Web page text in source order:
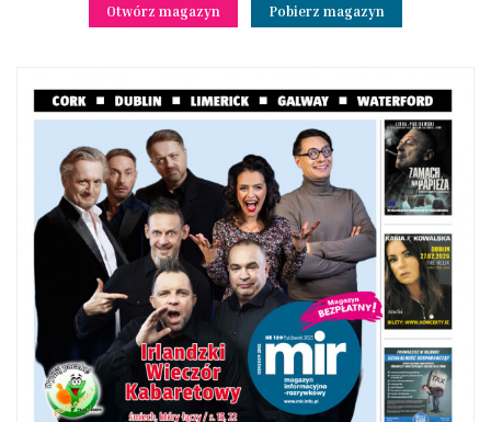
Otwórz magazyn
Pobierz magazyn